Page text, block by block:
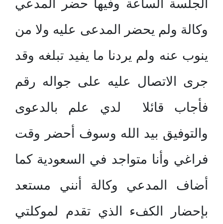
الجلسة الساعة وفيها حضر المدعي
وكالة ولم يحضر المدعى عليه ولا من
ينوب عنه ولم يردنا ما يفيد تبلغه وقد
جرى الاتصال عليه على جواله رقم
فأجاب قائلا لدي علم بالدعوى
والتوفيق بيد الله وسوف أحضر وقت
فراغي وأنا متواجد في السعودية كما
أضاف المدعي وكالة أنني مستعد
بإحضار الكفء الذي تقدم لموكلتي